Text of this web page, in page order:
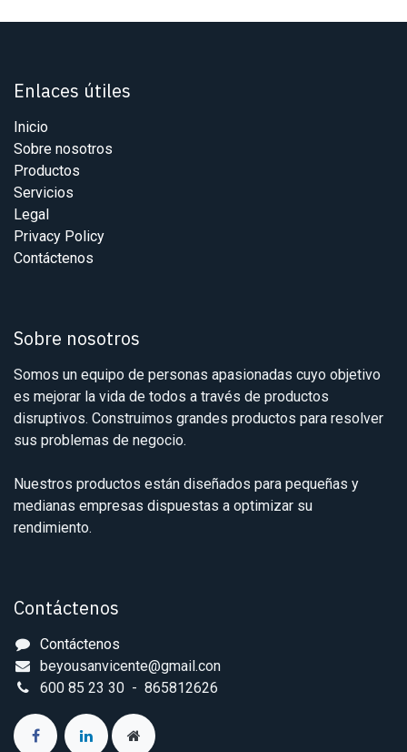
Enlaces útiles
Inicio
Sobre nosotros
Productos
Servicios
Legal
Privacy Policy
Contáctenos
Sobre nosotros
Somos un equipo de personas apasionadas cuyo objetivo
es mejorar la vida de todos a través de productos
disruptivos. Construimos grandes productos para resolver
sus problemas de negocio.
Nuestros productos están diseñados para pequeñas y
medianas empresas dispuestas a optimizar su
rendimiento.
Contáctenos
Contáctenos
beyousanvicente@gmail.con
600 85 23 30 - 865812626